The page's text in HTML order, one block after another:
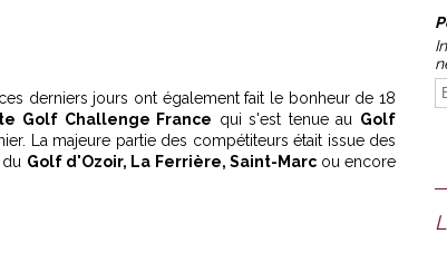
ces derniers jours ont également fait le bonheur de 18
Golf Challenge France qui s'est tenue au Golf
La majeure partie des compétiteurs était issue des
Golf d'Ozoir, La Ferrière, Saint-Marc ou encore